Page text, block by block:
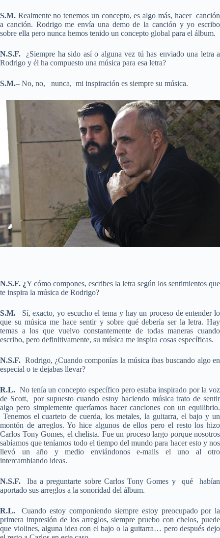
S.M. Realmente no tenemos un concepto, es algo más, hacer canción
a canción. Rodrigo me envía una demo de la canción y yo escribo
sobre ella pero nunca hemos tenido un concepto global para el álbum.
N.S.F. ¿Siempre ha sido así o alguna vez tú has enviado una letra a
Rodrigo y él ha compuesto una música para esa letra?
S.M.– No, no, nunca, mi inspiración es siempre su música.
N.S.F. ¿Y cómo compones, escribes la letra según los sentimientos que
te inspira la música de Rodrigo?
S.M.– Sí, exacto, yo escucho el tema y hay un proceso de entender lo
que su música me hace sentir y sobre qué debería ser la letra. Hay
temas a los que vuelvo constantemente de todas maneras cuando
escribo, pero definitivamente, su música me inspira cosas específicas.
N.S.F. Rodrigo, ¿Cuando componías la música ibas buscando algo en
especial o te dejabas llevar?
R.L. No tenía un concepto específico pero estaba inspirado por la voz
de Scott, por supuesto cuando estoy haciendo música trato de sentir
algo pero simplemente queríamos hacer canciones con un equilibrio.
Tenemos el cuarteto de cuerda, los metales, la guitarra, el bajo y un
montón de arreglos. Yo hice algunos de ellos pero el resto los hizo
Carlos Tony Gomes, el chelista. Fue un proceso largo porque nosotros
sabíamos que teníamos todo el tiempo del mundo para hacer esto y nos
llevó un año y medio enviándonos e-mails el uno al otro
intercambiando ideas.
N.S.F.
Iba a preguntarte sobre Carlos Tony Gomes y qué habían
aportado sus arreglos a la sonoridad del álbum.
R.L. Cuando estoy componiendo siempre estoy preocupado por la
primera impresión de los arreglos, siempre pruebo con chelos, puede
que violines, alguna idea con el bajo o la guitarra… pero después dejo